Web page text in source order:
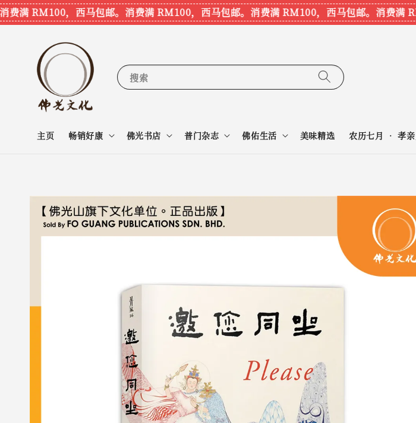
RM100，西马包邮。消费满 RM100，西马包邮。消费满 RM100，西马包邮。消费满
搜索
主页 畅销好康 佛光书店 普门杂志 佛佑生活 美味精选 农历七月 • 孝亲